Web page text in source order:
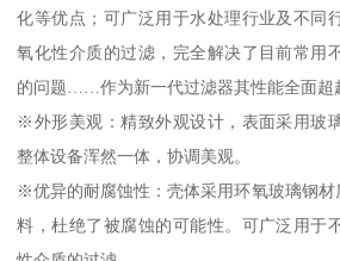
化等优点；可广泛用于水处理行业及不同
氧化性介质的过滤，完全解决了目前常用
的问题……作为新一代过滤器其性能全面超
※外形美观：精致外观设计，表面采用玻
整体设备浑然一体，协调美观。
※优异的耐腐蚀性：壳体采用环氧玻璃钢材
料，杜绝了被腐蚀的可能性。可广泛用于